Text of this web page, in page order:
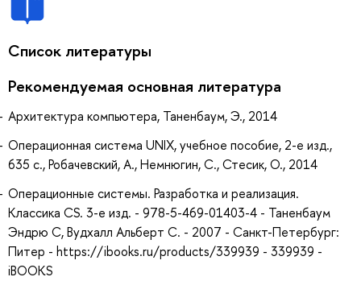
Список литературы
Рекомендуемая основная литература
Архитектура компьютера, Таненбаум, Э., 2014
Операционная система UNIX, учебное пособие, 2-е изд.,
635 с., Робачевский, А., Немнюгин, С., Стесик, О., 2014
Операционные системы. Разработка и реализация.
Классика CS. 3-е изд. - 978-5-469-01403-4 - Таненбаум
Эндрю С, Вудхалл Альберт С. - 2007 - Санкт-Петербург:
Питер - https://ibooks.ru/products/339939 - 339939 -
iBOOKS